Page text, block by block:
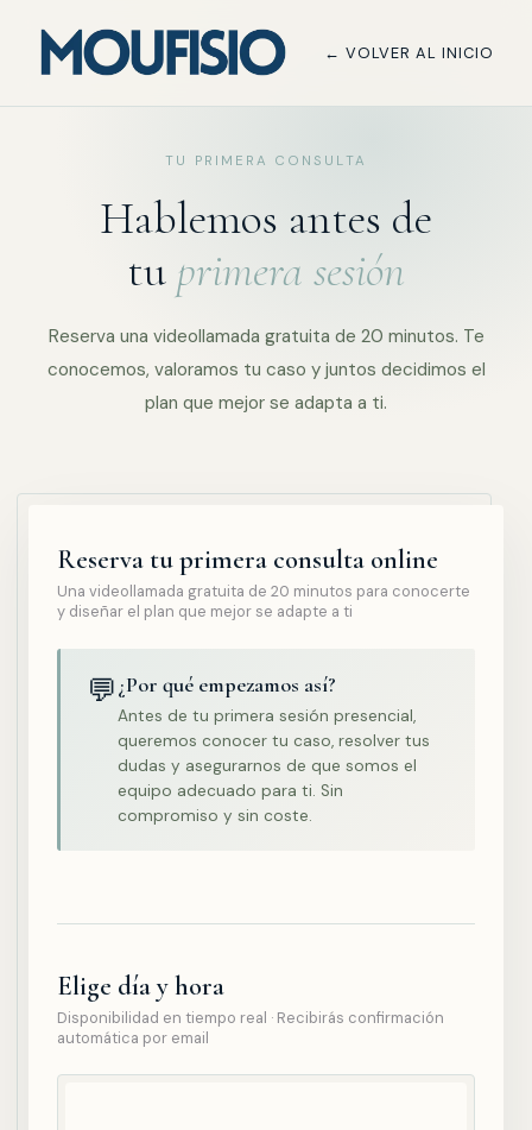
← VOLVER AL INICIO
TU PRIMERA CONSULTA
Hablemos antes de
tu primera sesión
Reserva una videollamada gratuita de 20 minutos. Te
conocemos, valoramos tu caso y juntos decidimos el
plan que mejor se adapta a ti.
Reserva tu primera consulta online
Una videollamada gratuita de 20 minutos para conocerte
y diseñar el plan que mejor se adapte a ti
💬 ¿Por qué empezamos así?
Antes de tu primera sesión presencial,
queremos conocer tu caso, resolver tus
dudas y asegurarnos de que somos el
equipo adecuado para ti. Sin
compromiso y sin coste.
Elige día y hora
Disponibilidad en tiempo real · Recibirás confirmación
automática por email